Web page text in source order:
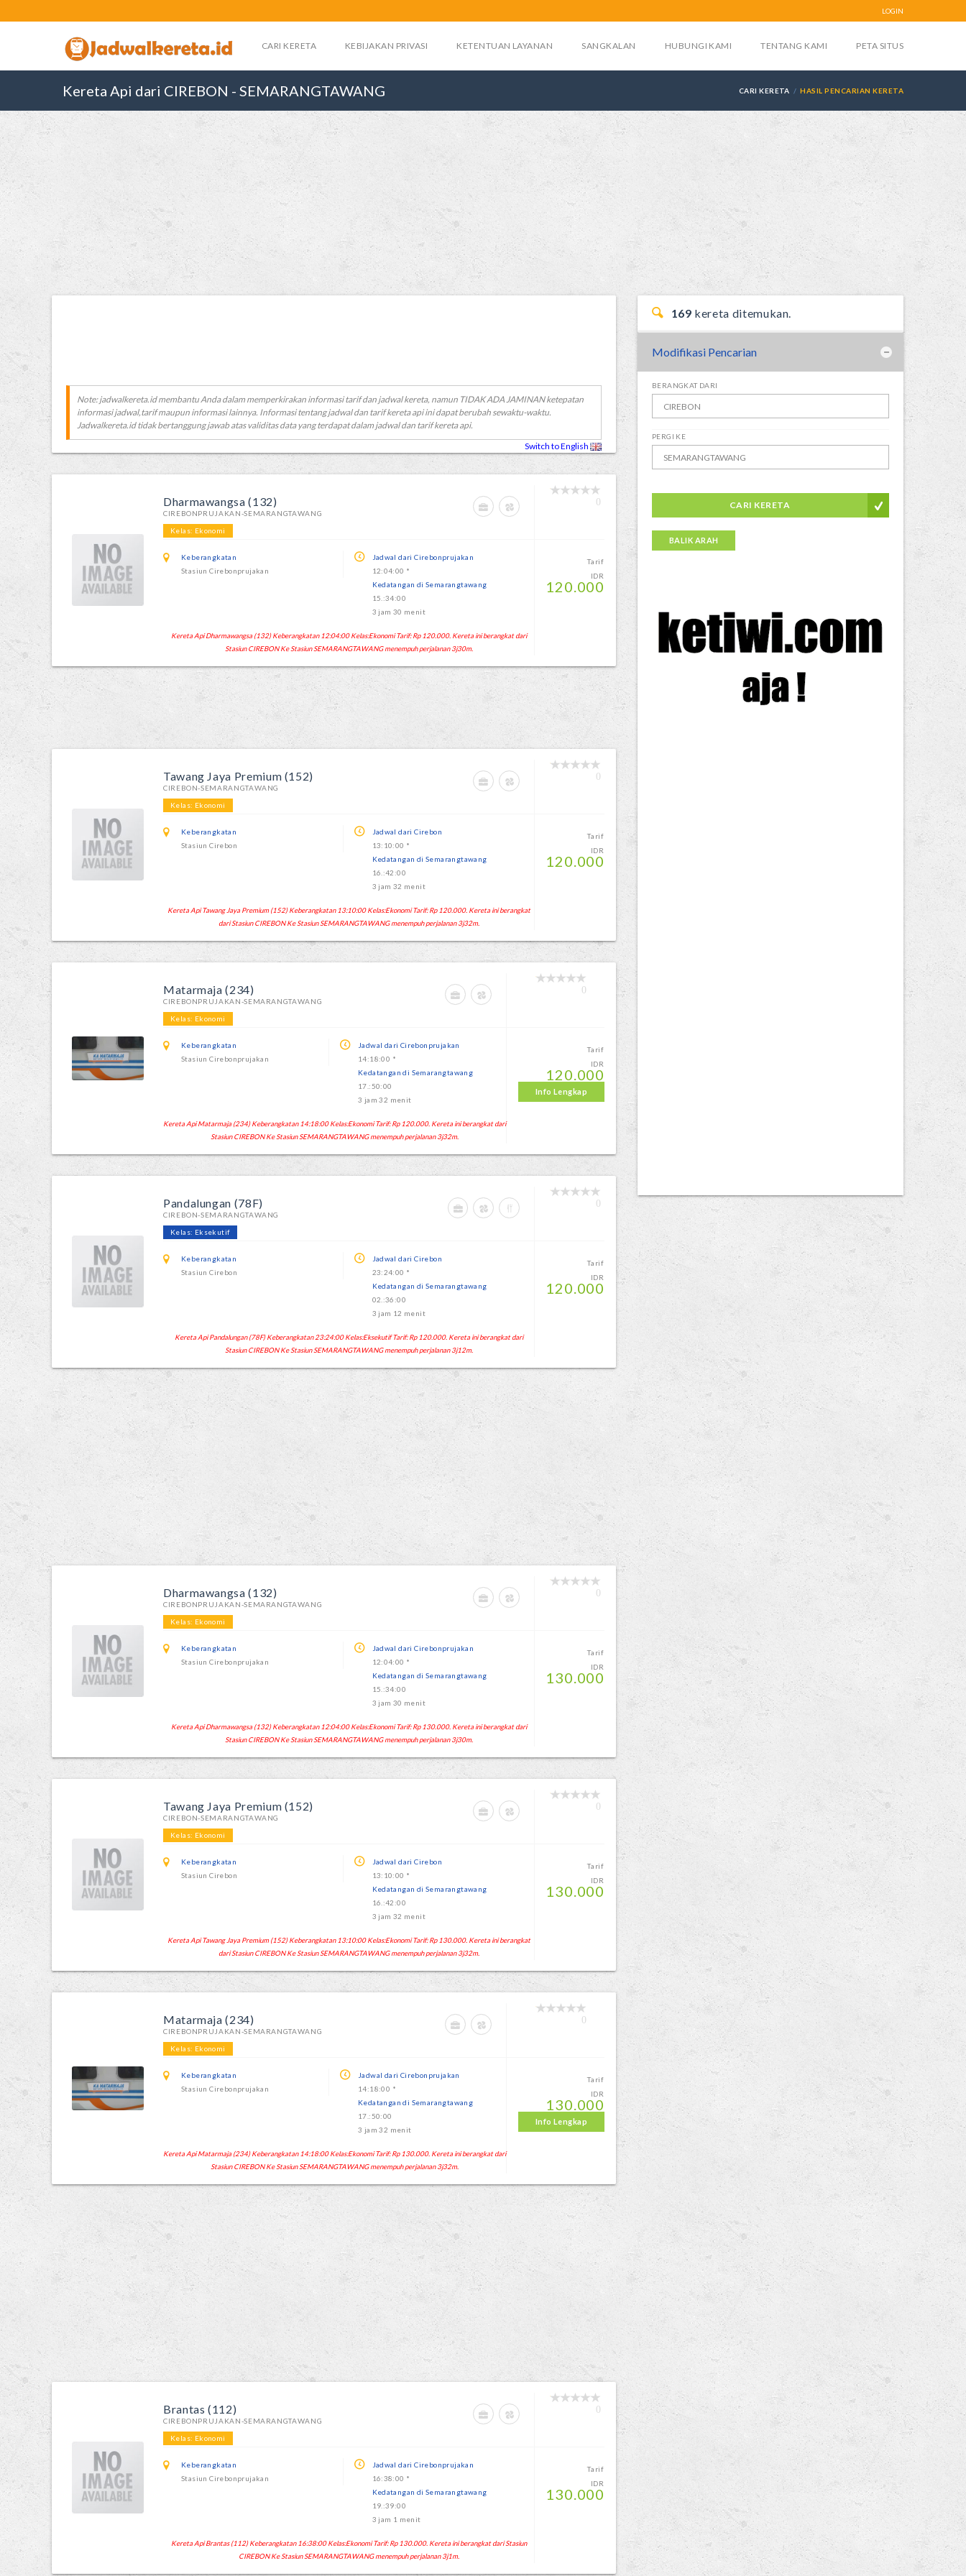
LOGIN
CARI KERETA KEBIJAKAN PRIVASI KETENTUAN LAYANAN SANGKALAN HUBUNGI KAMI TENTANG KAMI PETA SITUS
Kereta Api dari CIREBON - SEMARANGTAWANG CARI KERETA HASIL PENCARIAN KERETA
Note: jadwalkereta.id membantu Anda dalam memperkirakan informasi tarif dan jadwal kereta, namun TIDAK ADA JAMINAN ketepatan
informasi jadwal,tarif maupun informasi lainnya. Informasi tentang jadwal dan tarif kereta api ini dapat berubah sewaktu-waktu.
Jadwalkereta.id tidak bertanggung jawab atas validitas data yang terdapat dalam jadwal dan tarif kereta api.
Switch to English
Dharmawangsa (132)
CIREBONPRUJAKAN-SEMARANGTAWANG
Kelas: Ekonomi
0
Keberangkatan
Stasiun Cirebonprujakan
Jadwal dari Cirebonprujakan
12:04:00 *
Kedatangan di Semarangtawang
15.:34:00
3 jam 30 menit
Tarif
IDR
120.000
Kereta Api Dharmawangsa (132) Keberangkatan 12:04:00 Kelas:Ekonomi Tarif: Rp 120.000. Kereta ini berangkat dari
Stasiun CIREBON Ke Stasiun SEMARANGTAWANG menempuh perjalanan 3j30m.
Tawang Jaya Premium (152)
CIREBON-SEMARANGTAWANG
Kelas: Ekonomi
0
Keberangkatan
Stasiun Cirebon
Jadwal dari Cirebon
13:10:00 *
Kedatangan di Semarangtawang
16.:42:00
3 jam 32 menit
Tarif
IDR
120.000
Kereta Api Tawang Jaya Premium (152) Keberangkatan 13:10:00 Kelas:Ekonomi Tarif: Rp 120.000. Kereta ini berangkat
dari Stasiun CIREBON Ke Stasiun SEMARANGTAWANG menempuh perjalanan 3j32m.
Matarmaja (234)
CIREBONPRUJAKAN-SEMARANGTAWANG
Kelas: Ekonomi
0
Keberangkatan
Stasiun Cirebonprujakan
Jadwal dari Cirebonprujakan
14:18:00 *
Kedatangan di Semarangtawang
17.:50:00
3 jam 32 menit
Tarif
IDR
120.000
Info Lengkap
Kereta Api Matarmaja (234) Keberangkatan 14:18:00 Kelas:Ekonomi Tarif: Rp 120.000. Kereta ini berangkat dari
Stasiun CIREBON Ke Stasiun SEMARANGTAWANG menempuh perjalanan 3j32m.
Pandalungan (78F)
CIREBON-SEMARANGTAWANG
Kelas: Eksekutif
0
Keberangkatan
Stasiun Cirebon
Jadwal dari Cirebon
23:24:00 *
Kedatangan di Semarangtawang
02.:36:00
3 jam 12 menit
Tarif
IDR
120.000
Kereta Api Pandalungan (78F) Keberangkatan 23:24:00 Kelas:Eksekutif Tarif: Rp 120.000. Kereta ini berangkat dari
Stasiun CIREBON Ke Stasiun SEMARANGTAWANG menempuh perjalanan 3j12m.
Dharmawangsa (132)
CIREBONPRUJAKAN-SEMARANGTAWANG
Kelas: Ekonomi
0
Keberangkatan
Stasiun Cirebonprujakan
Jadwal dari Cirebonprujakan
12:04:00 *
Kedatangan di Semarangtawang
15.:34:00
3 jam 30 menit
Tarif
IDR
130.000
Kereta Api Dharmawangsa (132) Keberangkatan 12:04:00 Kelas:Ekonomi Tarif: Rp 130.000. Kereta ini berangkat dari
Stasiun CIREBON Ke Stasiun SEMARANGTAWANG menempuh perjalanan 3j30m.
Tawang Jaya Premium (152)
CIREBON-SEMARANGTAWANG
Kelas: Ekonomi
0
Keberangkatan
Stasiun Cirebon
Jadwal dari Cirebon
13:10:00 *
Kedatangan di Semarangtawang
16.:42:00
3 jam 32 menit
Tarif
IDR
130.000
Kereta Api Tawang Jaya Premium (152) Keberangkatan 13:10:00 Kelas:Ekonomi Tarif: Rp 130.000. Kereta ini berangkat
dari Stasiun CIREBON Ke Stasiun SEMARANGTAWANG menempuh perjalanan 3j32m.
Matarmaja (234)
CIREBONPRUJAKAN-SEMARANGTAWANG
Kelas: Ekonomi
0
Keberangkatan
Stasiun Cirebonprujakan
Jadwal dari Cirebonprujakan
14:18:00 *
Kedatangan di Semarangtawang
17.:50:00
3 jam 32 menit
Tarif
IDR
130.000
Info Lengkap
Kereta Api Matarmaja (234) Keberangkatan 14:18:00 Kelas:Ekonomi Tarif: Rp 130.000. Kereta ini berangkat dari
Stasiun CIREBON Ke Stasiun SEMARANGTAWANG menempuh perjalanan 3j32m.
Brantas (112)
CIREBONPRUJAKAN-SEMARANGTAWANG
Kelas: Ekonomi
0
Keberangkatan
Stasiun Cirebonprujakan
Jadwal dari Cirebonprujakan
16:38:00 *
Kedatangan di Semarangtawang
19.:39:00
3 jam 1 menit
Tarif
IDR
130.000
Kereta Api Brantas (112) Keberangkatan 16:38:00 Kelas:Ekonomi Tarif: Rp 130.000. Kereta ini berangkat dari Stasiun
CIREBON Ke Stasiun SEMARANGTAWANG menempuh perjalanan 3j1m.
169 kereta ditemukan.
Modifikasi Pencarian
BERANGKAT DARI
PERGI KE
CARI KERETA
BALIK ARAH